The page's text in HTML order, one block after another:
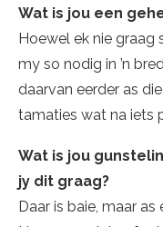
Wat is jou een
Hoewel ek nie graag
my so nodig in ’n
daarvan eerder as
tamaties wat na iets
Wat is jou
jy dit graag?
Daar is baie, maar